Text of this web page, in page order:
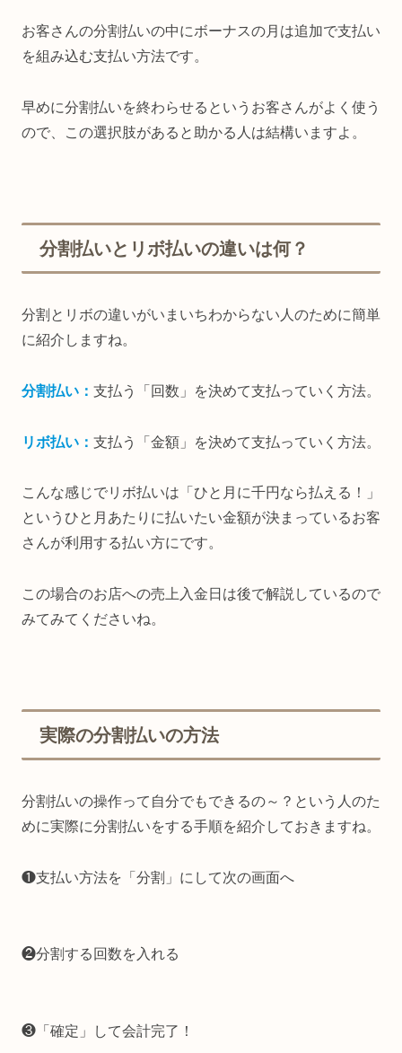
お客さんの分割払いの中にボーナスの月は追加で支払い
を組み込む支払い方法です。
早めに分割払いを終わらせるというお客さんがよく使う
ので、この選択肢があると助かる人は結構いますよ。
分割払いとリボ払いの違いは何？
分割とリボの違いがいまいちわからない人のために簡単
に紹介しますね。
分割払い： 支払う「回数」を決めて支払っていく方法。
リボ払い： 支払う「金額」を決めて支払っていく方法。
こんな感じでリボ払いは「ひと月に千円なら払える！」
というひと月あたりに払いたい金額が決まっているお客
さんが利用する払い方にです。
この場合のお店への売上入金日は後で解説しているので
みてみてくださいね。
実際の分割払いの方法
分割払いの操作って自分でもできるの～？という人のた
めに実際に分割払いをする手順を紹介しておきますね。
❶支払い方法を「分割」にして次の画面へ
❷分割する回数を入れる
❸「確定」して会計完了！